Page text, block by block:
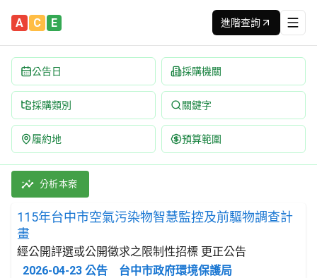
A C E 進階查詢
公告日 採購機關
採購類別 關鍵字
履約地 預算範圍
115年台中市空氣污染物智慧監控及前驅物調查計畫 招標公
採購類別：勞務類 污水及垃圾處理、公共衛生及其他環保
分析本案
115年台中市空氣污染物智慧監控及前驅物調查計
畫
經公開評選或公開徵求之限制性招標 更正公告
2026-04-23 公告 台中市政府環境保護局